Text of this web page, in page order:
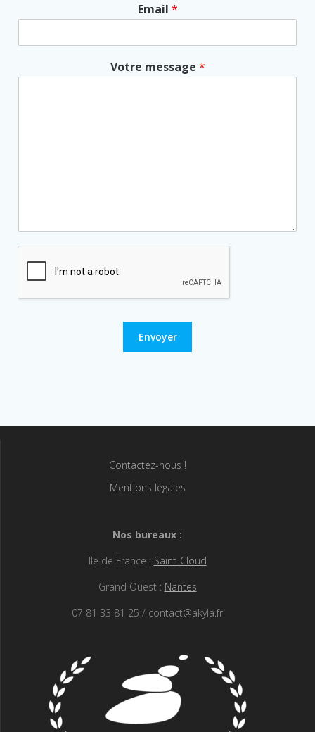
Email *
Votre message *
Envoyer
Contactez-nous !
Mentions légales
Nos bureaux :
Ile de France : Saint-Cloud
Grand Ouest : Nantes
07 81 33 81 25 / contact@akyla.fr